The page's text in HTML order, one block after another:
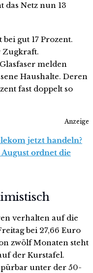
das Netz nun 13
gut 17 Prozent.
Zugkraft.
melden
Haushalte. Deren
fast doppelt so
Anzeige
jetzt handeln?
ordnet die
verhalten auf die
bei 27,66 Euro
zwölf Monaten steht
der Kurstafel.
unter der 50-